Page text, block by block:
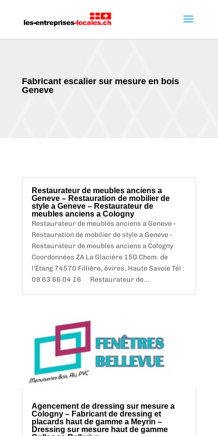
Fabricant escalier sur mesure en bois
Geneve
Restaurateur de meubles anciens a
Geneve – Restauration de mobilier de
style a Geneve – Restaurateur de
meubles anciens a Cologny
Restaurateur de meubles anciens a Geneve -
Restauration de mobilier de style a Geneve -
Restaurateur de meubles anciens a Cologny
Coordonnées ZA La Glacière 150 Chem. de
l'Étang 74570 Fillière, évires, Haute Savoie Tél :
09 63 66 04 16 Restaurateur de...
Agencement de dressing sur mesure a
Cologny – Fabricant de dressing et
placards haut de gamme a Meyrin –
Dressing sur mesure haut de gamme